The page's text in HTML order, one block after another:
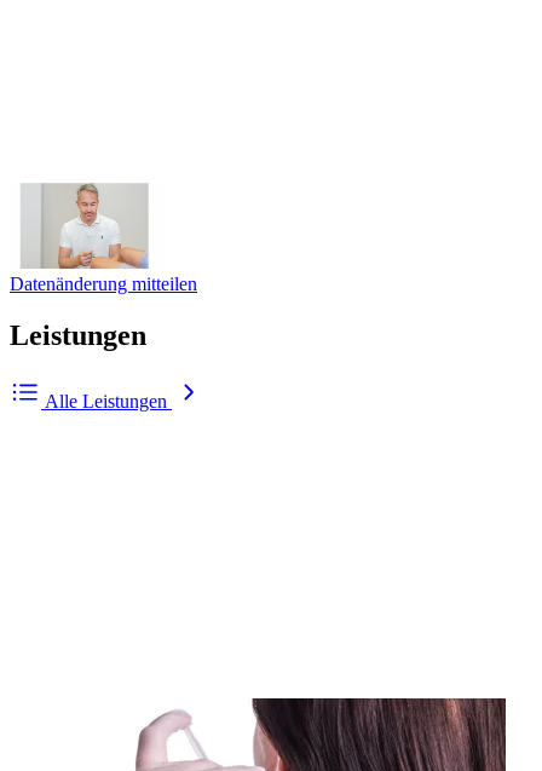
Datenänderung mitteilen
Leistungen
Alle Leistungen